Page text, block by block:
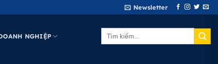
Newsletter
NGHIỆP
Tìm